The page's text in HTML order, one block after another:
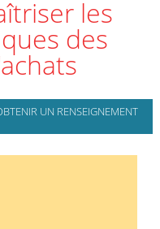
des
UN RENSEIGNEMENT